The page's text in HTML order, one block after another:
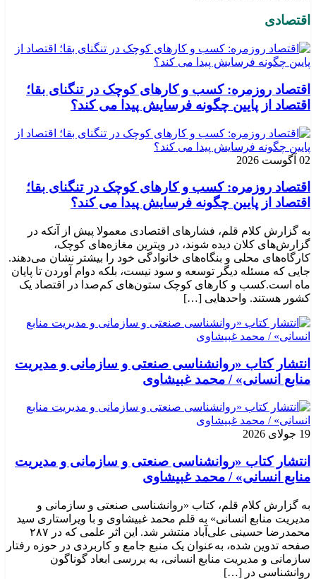
اقتصادی
اقتصاد روزمره: کسب‌ و کارهای کوچک در تنگنای بقا؛
اقتصاد از پایین چگونه فرسایش پیدا می کند؟
02 آگوست 2026
اقتصاد روزمره: کسب‌ و کارهای کوچک در تنگنای بقا؛
اقتصاد از پایین چگونه فرسایش پیدا می کند؟
به گزارش کلام قلم، فشارهای اقتصادی معمولا پیش از آنکه در
گزارش‌های کلان دیده شوند، در ویترین مغازه‌های کوچک،
کارگاه‌های محلی و بنگاه‌های خانوادگی خود را بیشتر نشان می‌دهند.
جایی که مسئله دیگر توسعه و سود نیست، بلکه دوام آوردن تا پایان
ماه است.کسب‌ و کارهای کوچک ستون‌های کم‌صدا در اقتصاد یک
کشور هستند. واحدهایی […]
انتشار کتاب «روانشناسی صنعتی و سازمانی و مدیریت
منابع انسانی» / محمد غبیشاوی
19 جولای 2026
انتشار کتاب «روانشناسی صنعتی و سازمانی و مدیریت
منابع انسانی» / محمد غبیشاوی
به گزارش کلام قلم، کتاب «روانشناسی صنعتی و سازمانی و
مدیریت منابع انسانی» به قلم محمد غبیشاوی و با ویراستاری سید
محمدرضا حسینی علی‌آباد منتشر شد. این اثر علمی که در ۲۸۷
صفحه تدوین شده، به‌عنوان یک منبع جامع و کاربردی در حوزه رفتار
سازمانی و مدیریت منابع انسانی، به بررسی ابعاد گوناگون
روانشناسی در […]